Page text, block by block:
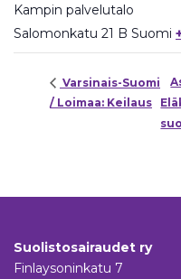
Kampin palvelutalo
Salomonkatu 21 B Suomi
Varsinais-Suomi
/ Loimaa: Keilaus
Suolistosairaudet ry
Finlaysoninkatu 7